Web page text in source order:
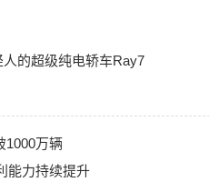
的超级纯电轿车Ray7
1000万辆
能力持续提升